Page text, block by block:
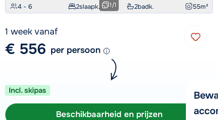
4 - 6 2slaapk. 2badk. 55m²
1/1
1 week vanaf
€ 556 per persoon
Incl. skipas
Beschikbaarheid en prijzen